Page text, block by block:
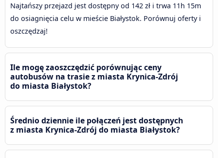
Najtańszy przejazd jest dostępny od 142 zł i trwa 11h 15m
do osiagnięcia celu w mieście Białystok. Porównuj oferty i
oszczędzaj!
Ile mogę zaoszczędzić porównując ceny
autobusów na trasie z miasta Krynica-Zdrój
do miasta Białystok?
Średnio dziennie ile połączeń jest dostępnych
z miasta Krynica-Zdrój do miasta Białystok?